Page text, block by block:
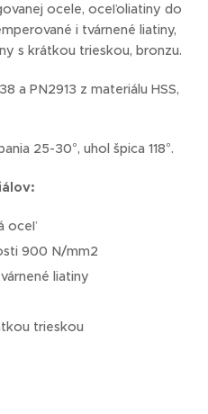
ocele, oceľoliatiny do
i tvárnené liatiny,
s krátkou trieskou, bronzu.
a PN2913 z materiálu HSS,
25-30°, uhol špica 118°.
oceľ
900 N/mm2
liatiny
trieskou